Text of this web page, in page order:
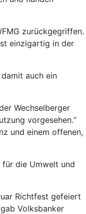
zurückgegriffen.
einzigartig in der
auch ein
Wechselberger
vorgesehen.“
und einem offenen,
für die Umwelt und
Richtfest gefeiert
Volksbanker